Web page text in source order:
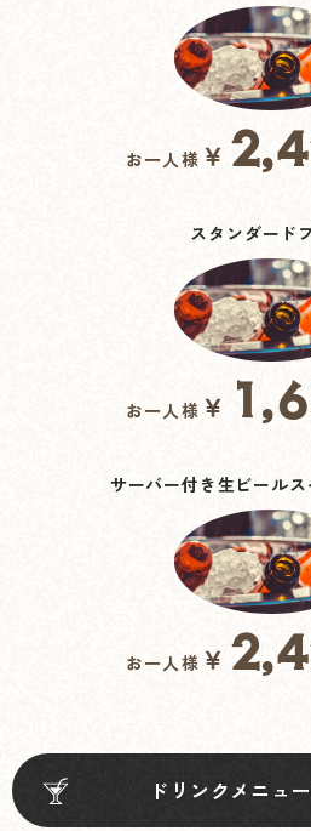
お一人様 ￥
スタンダード
お一人様 ￥
サーバー付き生ビール
お一人様 ￥
ドリンクメニュ